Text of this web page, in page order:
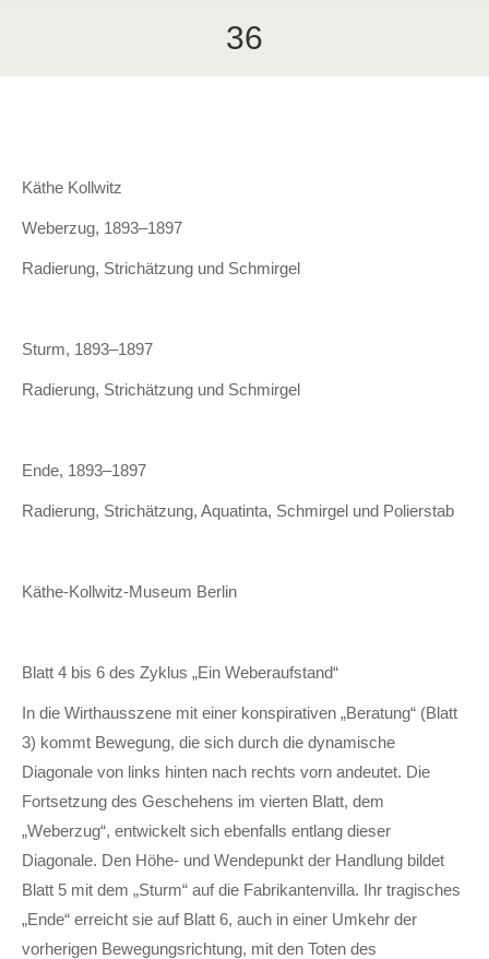
36
Käthe Kollwitz
Weberzug, 1893–1897
Radierung, Strichätzung und Schmirgel
Sturm, 1893–1897
Radierung, Strichätzung und Schmirgel
Ende, 1893–1897
Radierung, Strichätzung, Aquatinta, Schmirgel und Polierstab
Käthe-Kollwitz-Museum Berlin
Blatt 4 bis 6 des Zyklus „Ein Weberaufstand“
In die Wirthausszene mit einer konspirativen „Beratung“ (Blatt
3) kommt Bewegung, die sich durch die dynamische
Diagonale von links hinten nach rechts vorn andeutet. Die
Fortsetzung des Geschehens im vierten Blatt, dem
„Weberzug“, entwickelt sich ebenfalls entlang dieser
Diagonale. Den Höhe- und Wendepunkt der Handlung bildet
Blatt 5 mit dem „Sturm“ auf die Fabrikantenvilla. Ihr tragisches
„Ende“ erreicht sie auf Blatt 6, auch in einer Umkehr der
vorherigen Bewegungsrichtung, mit den Toten des